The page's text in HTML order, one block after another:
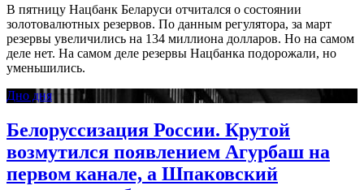
В пятницу Нацбанк Беларуси отчитался о состоянии
золотовалютных резервов. По данным регулятора, за март
резервы увеличились на 134 миллиона долларов. Но на самом
деле нет. На самом деле резервы Нацбанка подорожали, но
уменьшились.
Дно дня
Белоруссизация России. Крутой
возмутился появлением Агурбаш на
первом канале, а Шпаковский